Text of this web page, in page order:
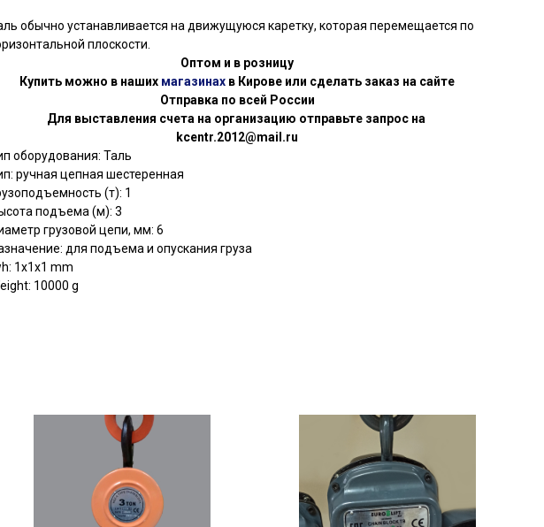
обычно устанавливается на движущуюся каретку, которая перемещается по
плоскости.
Оптом и в розницу
Купить можно в наших магазинах в Кирове или сделать заказ на сайте
Отправка по всей России
Для выставления счета на организацию отправьте запрос на
kcentr.2012@mail.ru
оборудования: Таль
ручная цепная шестеренная
(т): 1
подъема (м): 3
грузовой цепи, мм: 6
для подъема и опускания груза
1x1x1 mm
10000 g